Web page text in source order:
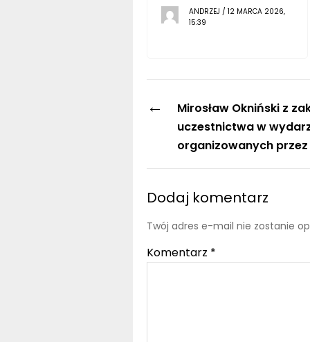
ANDRZEJ / 12 MARCA 2026,
15:39
←
Mirosław Okniński z
uczestnictwa w
organizowanych przez
Dodaj komentarz
Twój adres e-mail nie zostanie
Komentarz *